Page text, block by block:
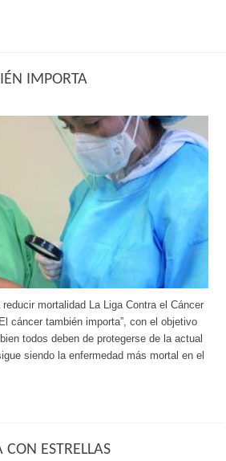
IMPORTA
mortalidad La Liga Contra el Cáncer
cáncer también importa”, con el objetivo
todos deben de protegerse de la actual
siendo la enfermedad más mortal en el
ESTRELLAS